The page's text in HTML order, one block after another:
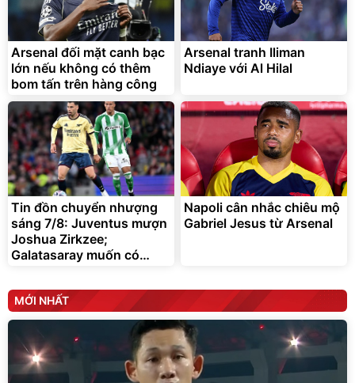
Lót ghế ôtô, nâng lưng
chống nóng giúp thoải mái
trong di chuyển
295.000đ
Đã bán nhiều
Arsenal đối mặt canh bạc
lớn nếu không có thêm
bom tấn trên hàng công
Arsenal tranh Iliman
Ndiaye với Al Hilal
Tin đồn chuyển nhượng
sáng 7/8: Juventus mượn
Joshua Zirkzee;
Galatasaray muốn có
Napoli cân nhắc chiêu mộ
Gabriel Jesus từ Arsenal
MỚI NHẤT